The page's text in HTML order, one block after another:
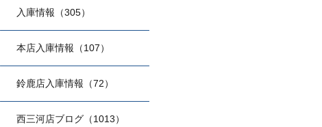
入庫情報（305）
本店入庫情報（107）
鈴鹿店入庫情報（72）
西三河店ブログ（1013）